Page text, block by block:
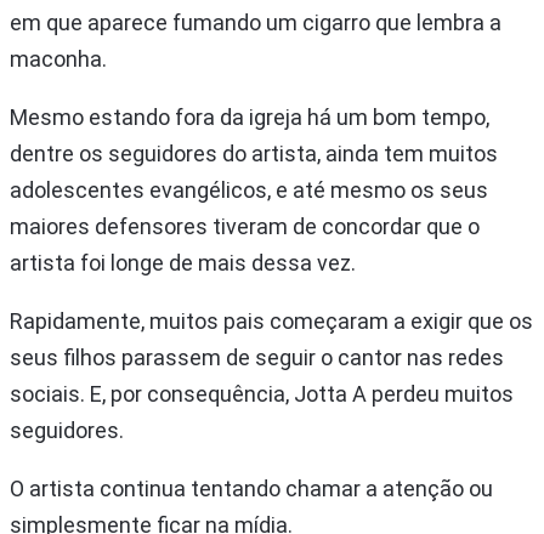
em que aparece fumando um cigarro que lembra a
maconha.
Mesmo estando fora da igreja há um bom tempo,
dentre os seguidores do artista, ainda tem muitos
adolescentes evangélicos, e até mesmo os seus
maiores defensores tiveram de concordar que o
artista foi longe de mais dessa vez.
Rapidamente, muitos pais começaram a exigir que os
seus filhos parassem de seguir o cantor nas redes
sociais. E, por consequência, Jotta A perdeu muitos
seguidores.
O artista continua tentando chamar a atenção ou
simplesmente ficar na mídia.